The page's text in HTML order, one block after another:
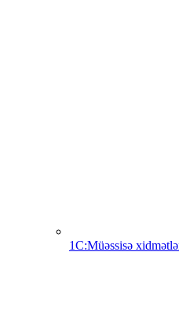
1C:Müəssisə